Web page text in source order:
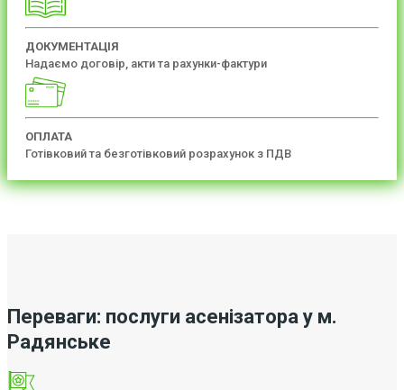
ДОКУМЕНТАЦІЯ
Надаємо договір, акти та рахунки-фактури
ОПЛАТА
Готівковий та безготівковий розрахунок з ПДВ
Переваги: послуги асенізатора у м.
Радянське